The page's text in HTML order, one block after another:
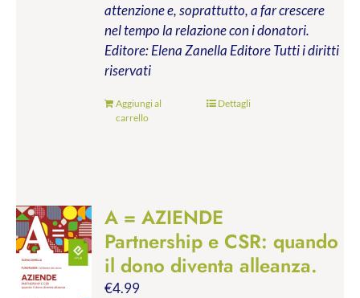
attenzione e, soprattutto, a far crescere
nel tempo la relazione con i donatori.
Editore: Elena Zanella EditoreTutti i diritti
riservati
Aggiungi al
carrello
Dettagli
A = AZIENDE
Partnership e CSR: quando
il dono diventa alleanza.
€4.99